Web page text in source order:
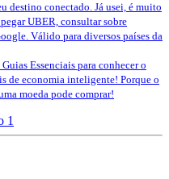
destino conectado. Já usei, é muito
UBER, consultar sobre
Válido para diversos países da
Guias Essenciais para conhecer o
de economia inteligente! Porque o
moeda pode comprar!
1